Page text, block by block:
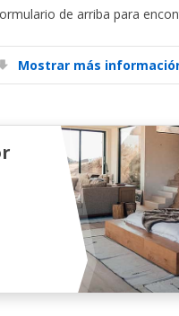
de arriba para
Mostrar más